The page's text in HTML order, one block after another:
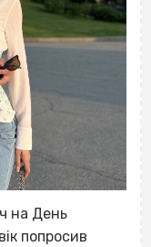
на День
попросив